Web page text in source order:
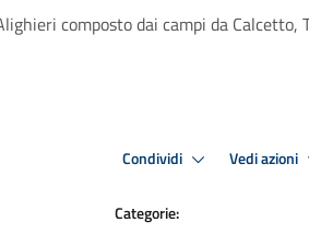
composto dai campi da Calcetto,
Condividi Vedi azioni
Categorie: